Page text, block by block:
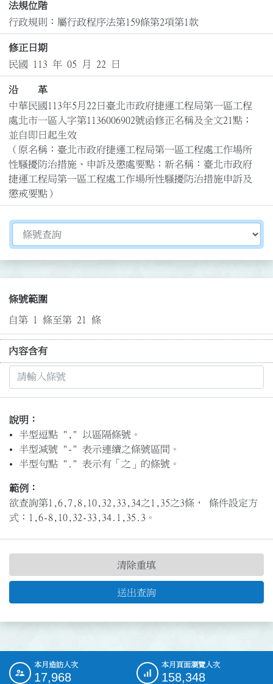
法規位階
行政規則：屬行政程序法第159條第2項第1款
修正日期
民國 113 年 05 月 22 日
沿 革
中華民國113年5月22日臺北市政府捷運工程局第一區工程
處北市一區人字第1136006902號函修正名稱及全文21點；
並自即日起生效
（原名稱：臺北市政府捷運工程局第一區工程處工作場所
性騷擾防治措施、申訴及懲處要點；新名稱：臺北市政府
捷運工程局第一區工程處工作場所性騷擾防治措施申訴及
懲戒要點）
切換選擇法規資訊內容
條號範圍
自第 1 條至第 21 條
內容含有
說明：
半型逗點 "," 以區隔條號。
半型減號 "-" 表示連續之條號區間。
半型句點 "." 表示有「之」的條號。
範例：
欲查詢第1,6,7,8,10,32,33,34之1,35之3條， 條件設定方
式：1,6-8,10,32-33,34.1,35.3。
送出查詢
清除重填
::: 本月造訪人次
17,968
本月頁面瀏覽人次
158,348